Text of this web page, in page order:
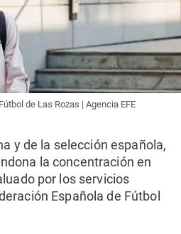
de Las Rozas | Agencia EFE
y de la selección española,
la concentración en
por los servicios
Española de Fútbol